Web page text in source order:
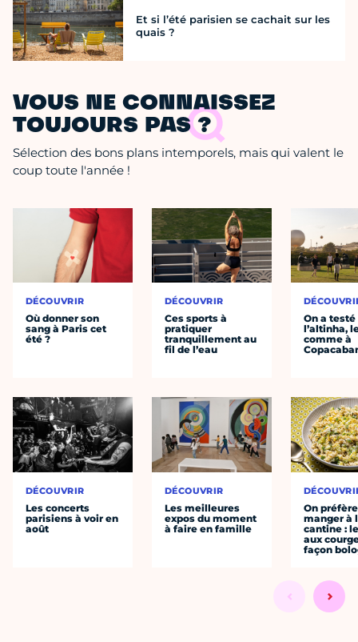
Et si l’été parisien se cachait sur les
quais ?
VOUS NE CONNAISSEZ
TOUJOURS PAS ?
Sélection des bons plans intemporels, mais qui valent le
coup toute l'année !
DÉCOUVRIR
Où donner son
sang à Paris cet
été ?
DÉCOUVRIR
Les concerts
parisiens à voir en
août
DÉCOUVRIR
Ces sports à
pratiquer
tranquillement au
fil de l’eau
DÉCOUVRIR
Les meilleures
expos du moment
à faire en famille
On a testé
l’altinha,
comme à
On préfère
manger à
cantine :
aux
façon